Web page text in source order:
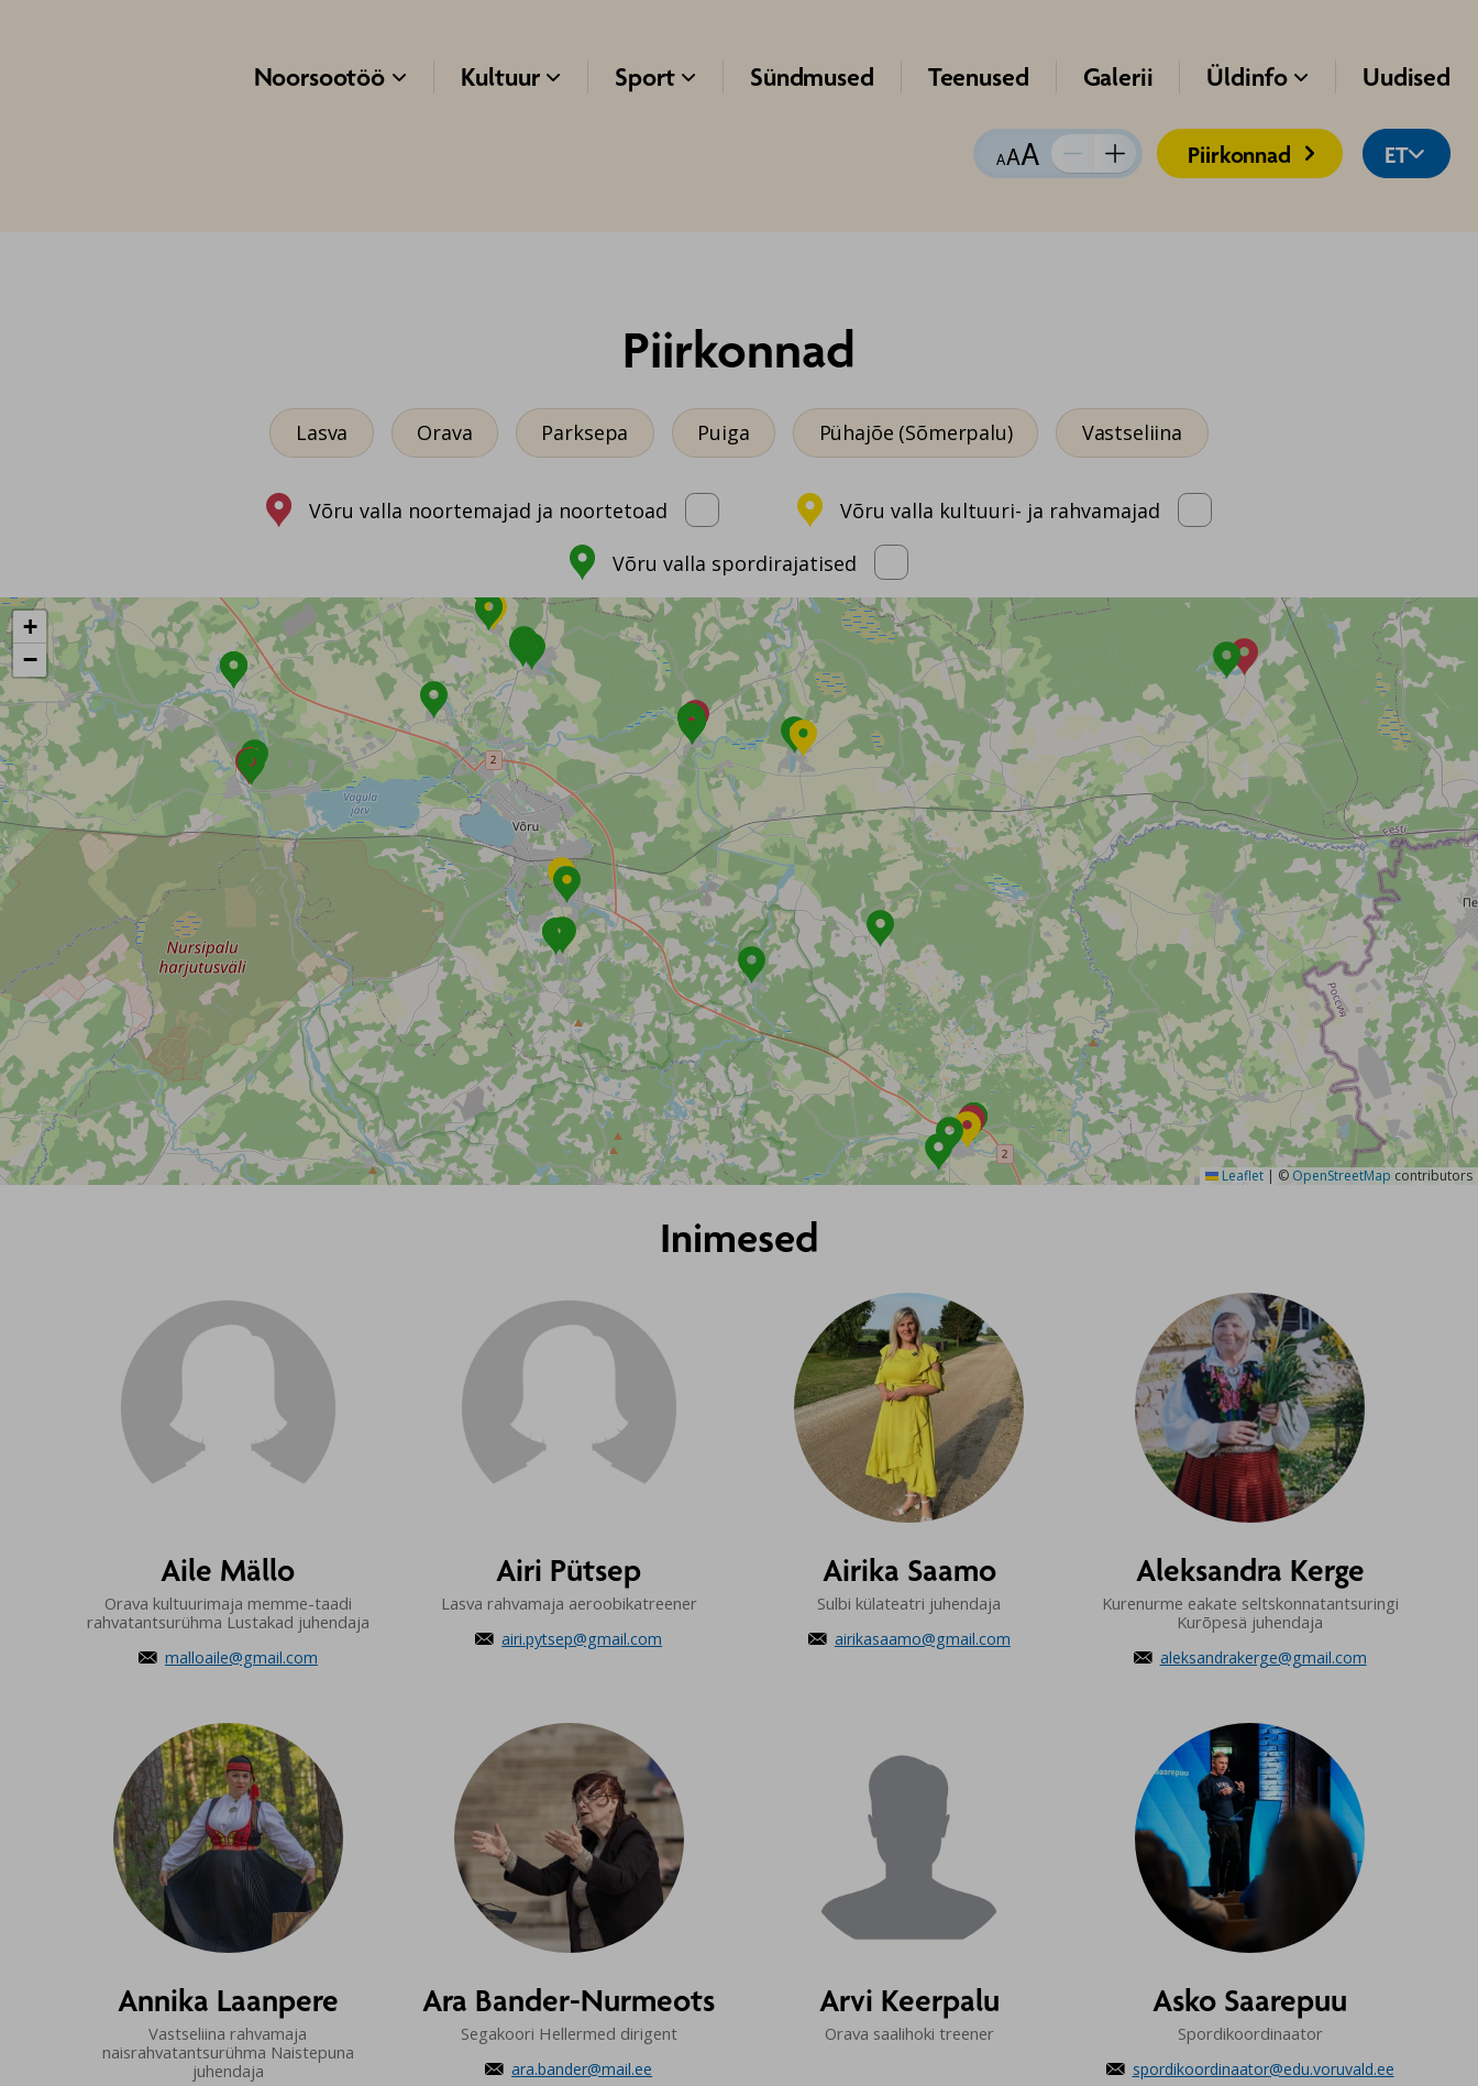
Kirja suurus:VähendaSuurendaPiirkonnad  ET
Noorsootöö  Kultuur  Sport  Sündmused Teenused Galerii Üldinfo  Uudised
Piirkonnad
Lasva Orava Parksepa Puiga Pühajõe (Sõmerpalu) Vastseliina
Näita/peida kaardil järgmisi objekte:Võru valla noortemajad ja noortetoad
Võru valla kultuuri- ja rahvamajad
Võru valla spordirajatised
Kaardi objektid:
+
−
Leaflet | © OpenStreetMap contributors
Inimesed
Aile Mällo
Orava kultuurimaja memme-taadi
rahvatantsurühma Lustakad juhendaja
 malloaile@gmail.com
Airi Pütsep
Lasva rahvamaja aeroobikatreener
 airi.pytsep@gmail.com
Airika Saamo
Sulbi külateatri juhendaja
 airikasaamo@gmail.com
Aleksandra Kerge
Kurenurme eakate seltskonnatantsuringi
Kurõpesä juhendaja
 aleksandrakerge@gmail.com
Annika Laanpere
Vastseliina rahvamaja
naisrahvatantsurühma Naistepuna
juhendaja
Ara Bander-Nurmeots
Segakoori Hellermed dirigent
 ara.bander@mail.ee
Arvi Keerpalu
Orava saalihoki treener
Asko Saarepuu
Spordikoordinaator
 spordikoordinaator@edu.voruvald.ee